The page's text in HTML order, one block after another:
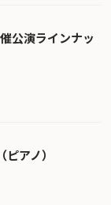
公演ラインナッ
アノ）